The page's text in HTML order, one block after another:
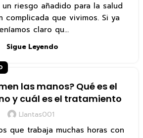
riesgo añadido para la salud
complicada que vivimos. Si ya
claro qu...
Sigue Leyendo
las manos? Qué es el
y cuál es el tratamiento
Llantas001
que trabaja muchas horas con